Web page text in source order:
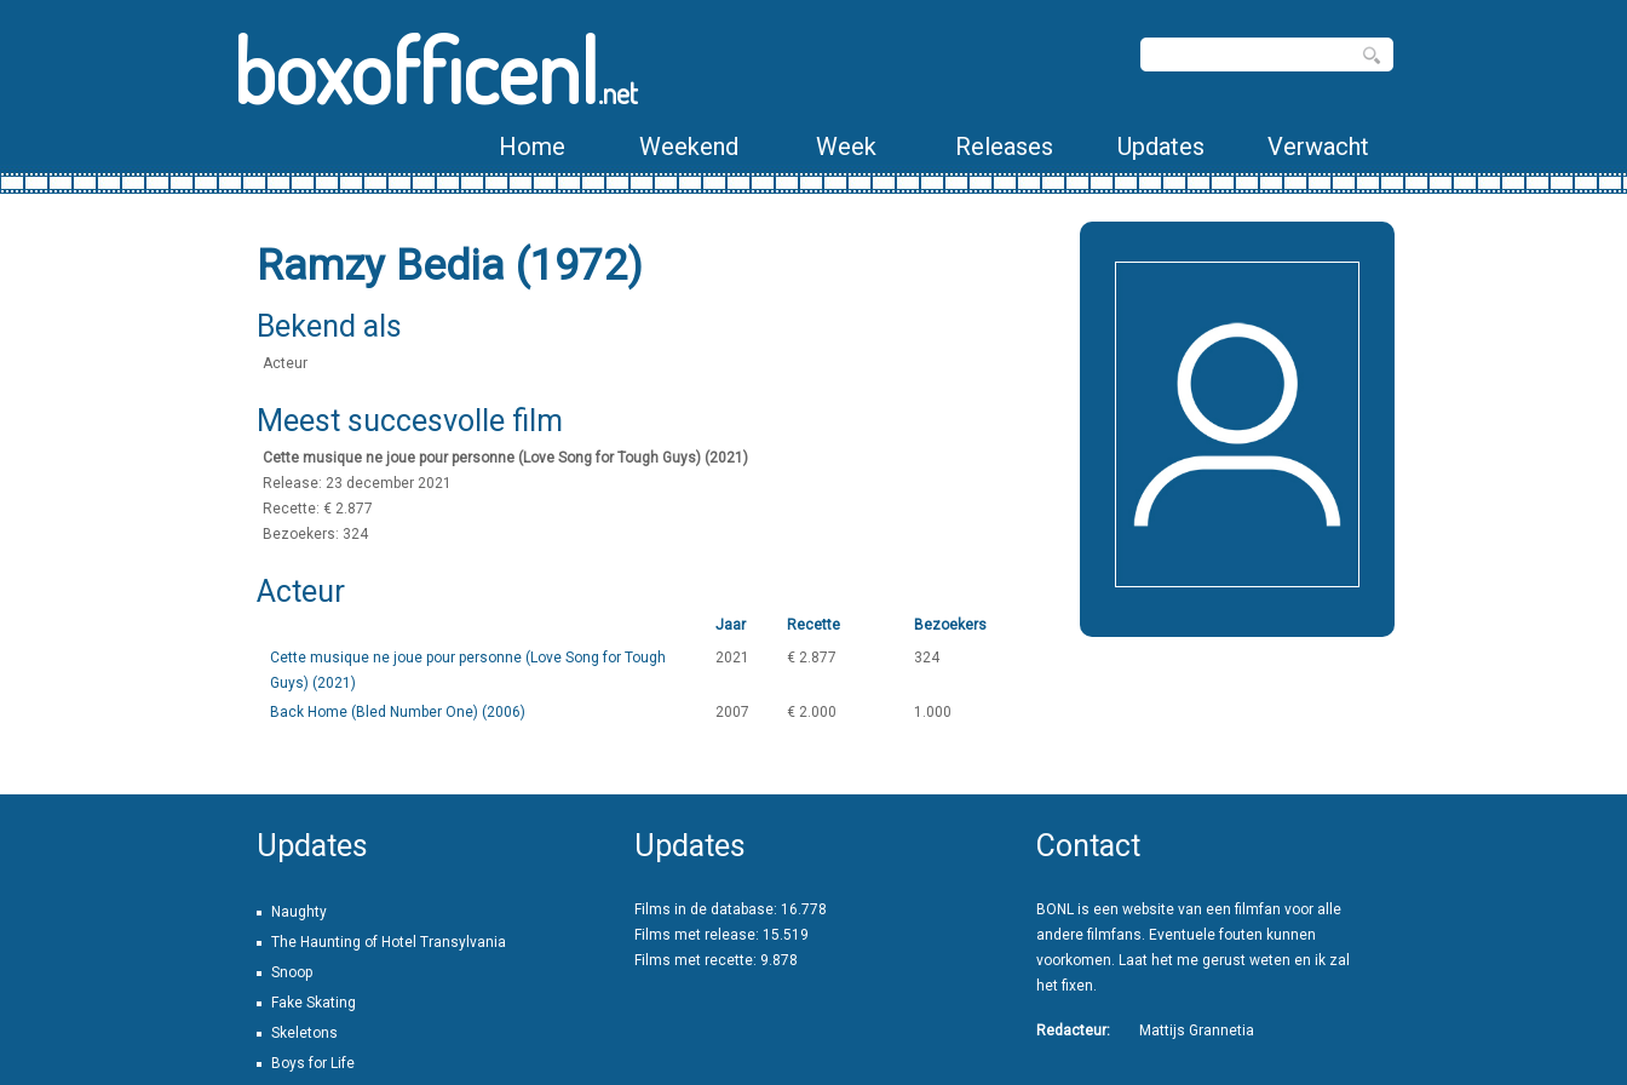
boxofficenl.net
Home Weekend Week Releases Updates Verwacht
Ramzy Bedia (1972)
Bekend als
Acteur
Meest succesvolle film
Cette musique ne joue pour personne (Love Song for Tough Guys) (2021)
Release: 23 december 2021
Recette: € 2.877
Bezoekers: 324
Acteur
Jaar Recette
Bezoekers
Cette musique ne joue pour personne (Love Song for Tough
Guys) (2021)
2021 € 2.877 324
Back Home (Bled Number One) (2006) 2007 € 2.000 1.000
Updates
Naughty
The Haunting of Hotel Transylvania
Snoop
Fake Skating
Skeletons
Boys for Life
Updates
Films in de database: 16.778
Films met release: 15.519
Films met recette: 9.878
Contact
BONL is een website van een filmfan voor alle
andere filmfans. Eventuele fouten kunnen
voorkomen. Laat het me gerust weten en ik zal
het fixen.
Redacteur: Mattijs Grannetia